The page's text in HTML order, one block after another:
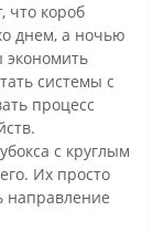
что короб
днем, а ночью
экономить
системы с
процесс
с круглым
Их просто
направление